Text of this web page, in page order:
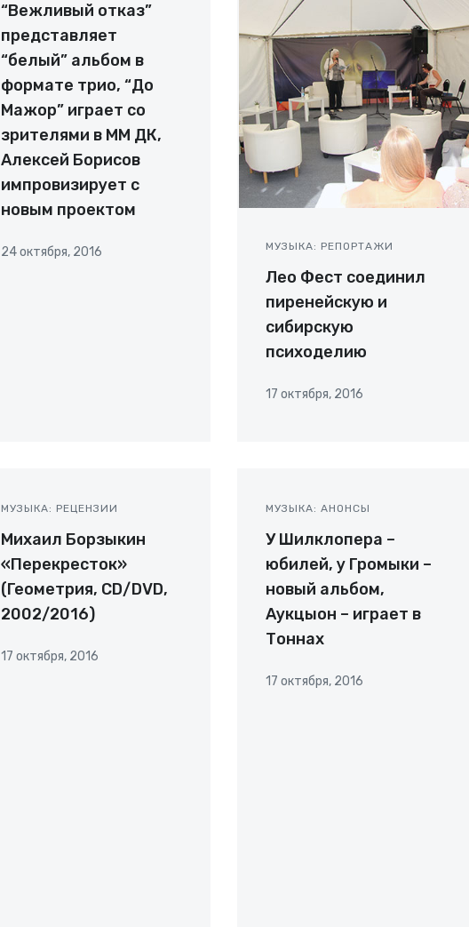
“Вежливый отказ”
представляет
“белый” альбом в
формате трио, “До
Мажор” играет со
зрителями в ММ ДК,
Алексей Борисов
импровизирует с
новым проектом
24 октября, 2016 МУЗЫКА: РЕПОРТАЖИ
Лео Фест соединил
пиренейскую и
сибирскую
психоделию
17 октября, 2016
МУЗЫКА: РЕЦЕНЗИИ
Михаил Борзыкин
«Перекресток»
(Геометрия, CD/DVD,
2002/2016)
17 октября, 2016
МУЗЫКА: АНОНСЫ
У Шилклопера –
юбилей, у Громыки –
новый альбом,
Аукцыон – играет в
Тоннах
17 октября, 2016